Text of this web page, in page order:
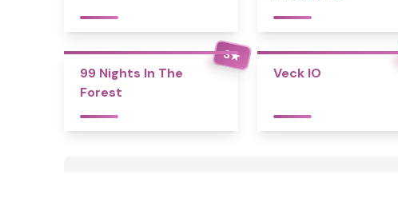
3★
99 Nights In The
Forest
Veck IO